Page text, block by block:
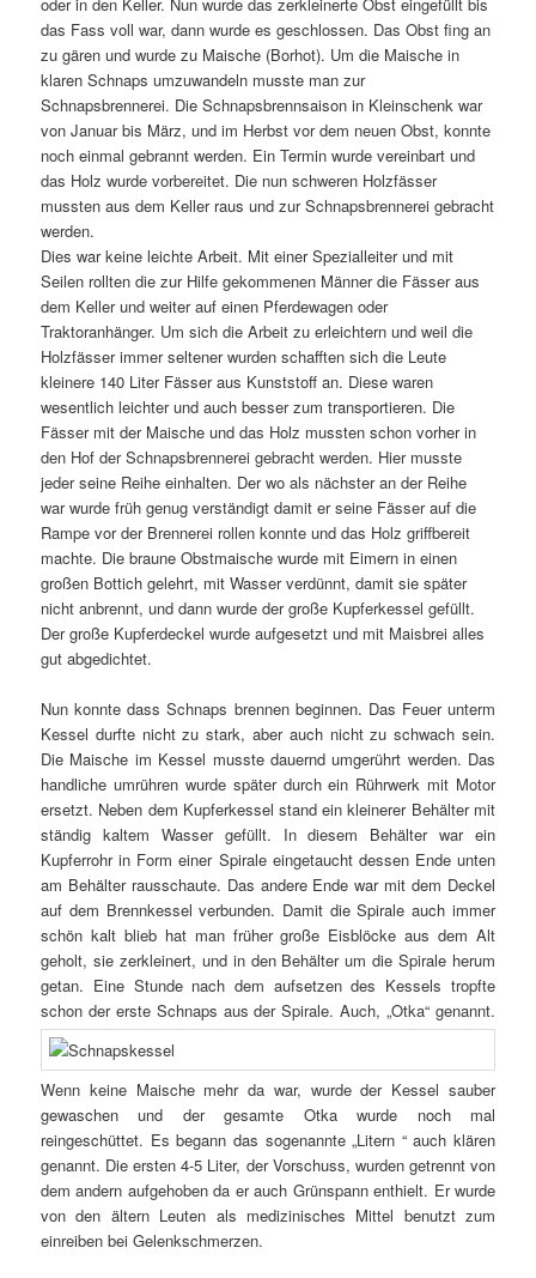
das Fass voll war, dann wurde es geschlossen. Das Obst fing an
zu gären und wurde zu Maische (Borhot). Um die Maische in
klaren Schnaps umzuwandeln musste man zur
Schnapsbrennerei. Die Schnapsbrennsaison in Kleinschenk war
von Januar bis März, und im Herbst vor dem neuen Obst, konnte
noch einmal gebrannt werden. Ein Termin wurde vereinbart und
das Holz wurde vorbereitet. Die nun schweren Holzfässer
mussten aus dem Keller raus und zur Schnapsbrennerei gebracht
werden.
Dies war keine leichte Arbeit. Mit einer Spezialleiter und mit
Seilen rollten die zur Hilfe gekommenen Männer die Fässer aus
dem Keller und weiter auf einen Pferdewagen oder
Traktoranhänger. Um sich die Arbeit zu erleichtern und weil die
Holzfässer immer seltener wurden schafften sich die Leute
kleinere 140 Liter Fässer aus Kunststoff an. Diese waren
wesentlich leichter und auch besser zum transportieren. Die
Fässer mit der Maische und das Holz mussten schon vorher in
den Hof der Schnapsbrennerei gebracht werden. Hier musste
jeder seine Reihe einhalten. Der wo als nächster an der Reihe
war wurde früh genug verständigt damit er seine Fässer auf die
Rampe vor der Brennerei rollen konnte und das Holz griffbereit
machte. Die braune Obstmaische wurde mit Eimern in einen
großen Bottich gelehrt, mit Wasser verdünnt, damit sie später
nicht anbrennt, und dann wurde der große Kupferkessel gefüllt.
Der große Kupferdeckel wurde aufgesetzt und mit Maisbrei alles
gut abgedichtet.
Nun konnte dass Schnaps brennen beginnen. Das Feuer unterm
Kessel durfte nicht zu stark, aber auch nicht zu schwach sein.
Die Maische im Kessel musste dauernd umgerührt werden. Das
handliche umrühren wurde später durch ein Rührwerk mit Motor
ersetzt. Neben dem Kupferkessel stand ein kleinerer Behälter mit
ständig kaltem Wasser gefüllt. In diesem Behälter war ein
Kupferrohr in Form einer Spirale eingetaucht dessen Ende unten
am Behälter rausschaute. Das andere Ende war mit dem Deckel
auf dem Brennkessel verbunden. Damit die Spirale auch immer
schön kalt blieb hat man früher große Eisblöcke aus dem Alt
geholt, sie zerkleinert, und in den Behälter um die Spirale herum
getan. Eine Stunde nach dem aufsetzen des Kessels tropfte
schon der erste Schnaps aus der Spirale.Auch, „Otka“ genannt.
Wenn keine Maische mehr da war, wurde der Kessel sauber
gewaschen und der gesamte Otka wurde noch mal
reingeschüttet. Es begann das sogenannte „Litern “ auch klären
genannt. Die ersten 4-5 Liter, der Vorschuss, wurden getrennt von
dem andern aufgehoben da er auch Grünspann enthielt. Er wurde
von den ältern Leuten als medizinisches Mittel benutzt zum
einreiben bei Gelenkschmerzen.